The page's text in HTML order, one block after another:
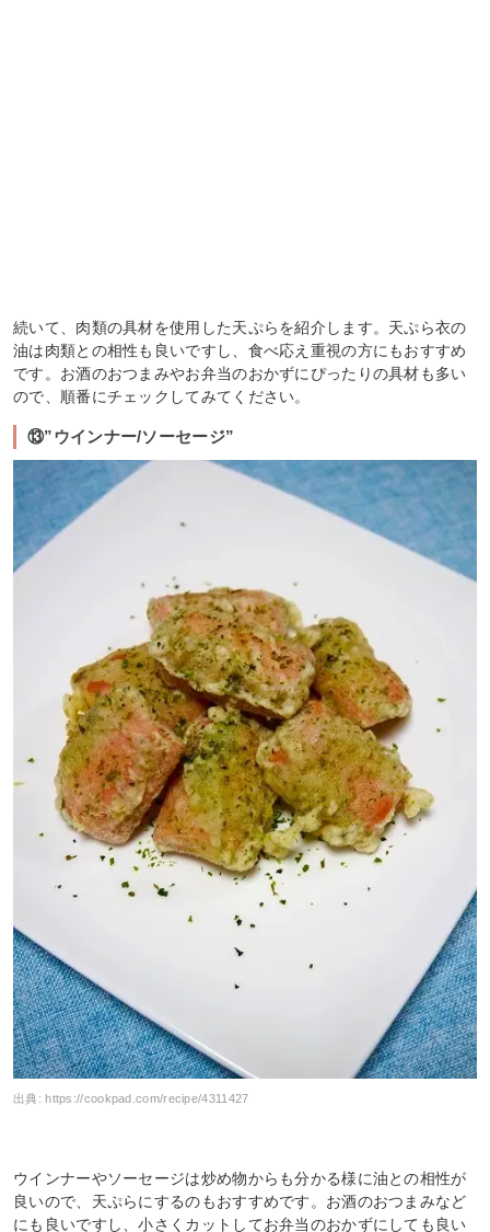
続いて、肉類の具材を使用した天ぷらを紹介します。天ぷら衣の
油は肉類との相性も良いですし、食べ応え重視の方にもおすすめ
です。お酒のおつまみやお弁当のおかずにぴったりの具材も多い
ので、順番にチェックしてみてください。
⑬”ウインナー/ソーセージ”
出典: https://cookpad.com/recipe/4311427
ウインナーやソーセージは炒め物からも分かる様に油との相性が
良いので、天ぷらにするのもおすすめです。お酒のおつまみなど
にも良いですし、小さくカットしてお弁当のおかずにしても良い